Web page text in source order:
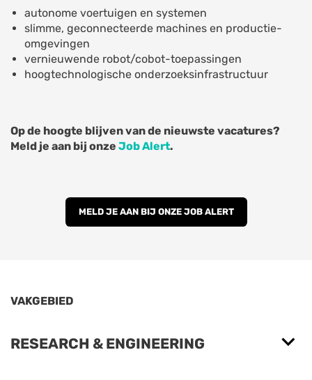
autonome voertuigen en systemen
slimme, geconnecteerde machines en productie-
omgevingen
vernieuwende robot/cobot-toepassingen
hoogtechnologische onderzoeksinfrastructuur
Op de hoogte blijven van de nieuwste vacatures?
Meld je aan bij onze Job Alert.
MELD JE AAN BIJ ONZE JOB ALERT
VAKGEBIED
RESEARCH & ENGINEERING